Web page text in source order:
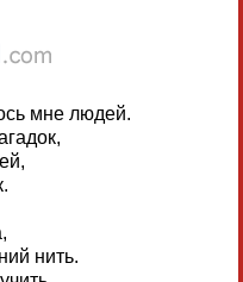
мне людей.
нить.